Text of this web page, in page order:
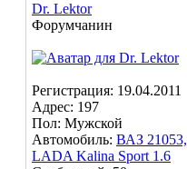
Dr. Lektor
Форумчанин
Регистрация: 19.04.2011
Адрес: 197
Пол: Мужской
Автомобиль: ВАЗ 21053,
LADA Kalina Sport 1.6